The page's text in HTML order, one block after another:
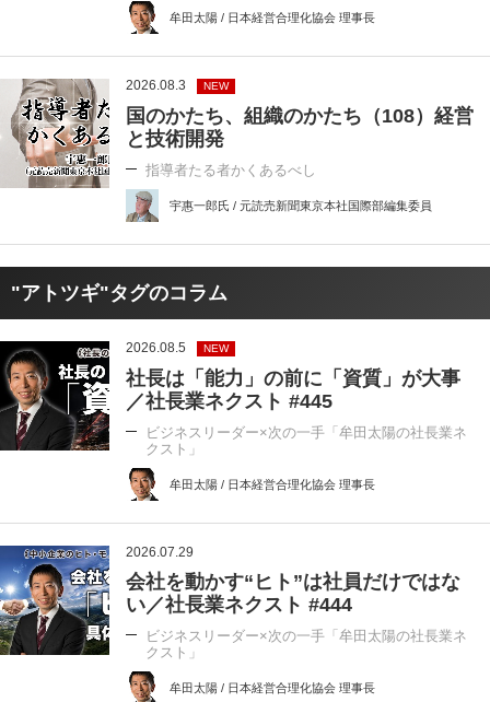
牟田太陽 / 日本経営合理化協会 理事長
2026.08.3 NEW
国のかたち、組織のかたち（108）経営
と技術開発
指導者たる者かくあるべし
宇惠一郎氏 / 元読売新聞東京本社国際部編集委員
"アトツギ"タグのコラム
2026.08.5 NEW
社長は「能力」の前に「資質」が大事
／社長業ネクスト #445
ビジネスリーダー×次の一手「牟田太陽の社長業ネ
クスト」
牟田太陽 / 日本経営合理化協会 理事長
2026.07.29
会社を動かす“ヒト”は社員だけではな
い／社長業ネクスト #444
ビジネスリーダー×次の一手「牟田太陽の社長業ネ
クスト」
牟田太陽 / 日本経営合理化協会 理事長